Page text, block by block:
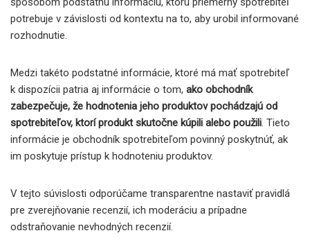
potrebuje v závislosti od kontextu na to, aby urobil informované
rozhodnutie.
Medzi takéto podstatné informácie, ktoré má mať spotrebiteľ
k dispozícii patria aj informácie o tom, ako obchodník
zabezpečuje, že hodnotenia jeho produktov pochádzajú od
spotrebiteľov, ktorí produkt skutočne kúpili alebo použili. Tieto
informácie je obchodník spotrebiteľom povinný poskytnúť, ak
im poskytuje prístup k hodnoteniu produktov.
V tejto súvislosti odporúčame transparentne nastaviť pravidlá
pre zverejňovanie recenzií, ich moderáciu a prípadne
odstraňovanie nevhodných recenzií.